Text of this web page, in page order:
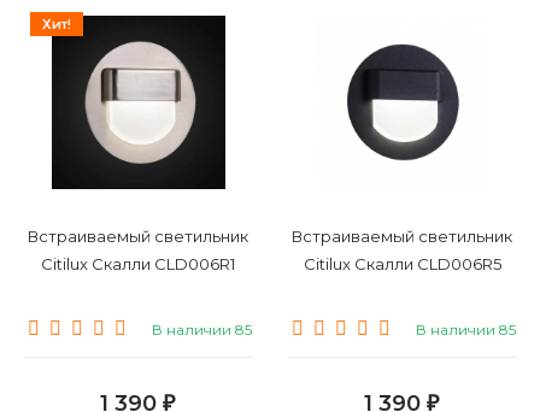
Хит!
Встраиваемый светильник
Citilux Скалли CLD006R1
В наличии 85
1 390 ₽
Встраиваемый светильник
Citilux Скалли CLD006R5
В наличии 85
1 390 ₽